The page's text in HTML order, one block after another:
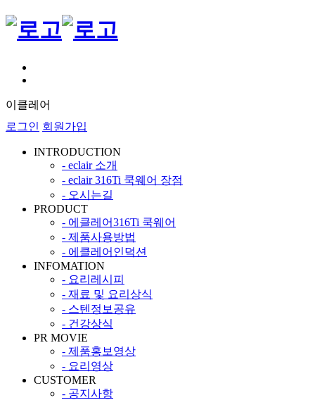
이클레어
로그인 회원가입
INTRODUCTION
- eclair 소개
- eclair 316Ti 쿡웨어 장점
- 오시는길
PRODUCT
- 에클레어316Ti 쿡웨어
- 제품사용방법
- 에클레어인덕션
INFOMATION
- 요리레시피
- 재료 및 요리상식
- 스텐정보공유
- 건강상식
PR MOVIE
- 제품홍보영상
- 요리영상
CUSTOMER
- 공지사항